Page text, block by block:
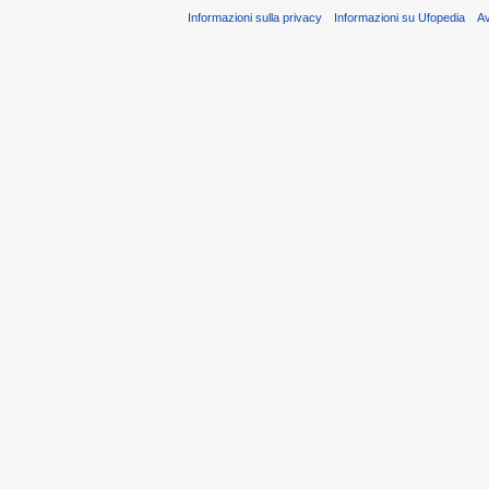
Informazioni sulla privacy Informazioni su Ufopedia